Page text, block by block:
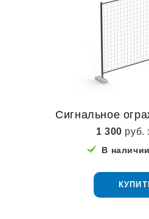
Сигнальное
1 300 руб.
В